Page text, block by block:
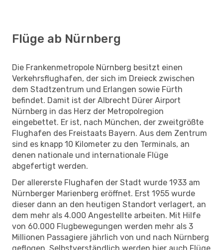
Flüge ab Nürnberg
Die Frankenmetropole Nürnberg besitzt einen
Verkehrsflughafen, der sich im Dreieck zwischen
dem Stadtzentrum und Erlangen sowie Fürth
befindet. Damit ist der Albrecht Dürer Airport
Nürnberg in das Herz der Metropolregion
eingebettet. Er ist, nach München, der zweitgrößte
Flughafen des Freistaats Bayern. Aus dem Zentrum
sind es knapp 10 Kilometer zu den Terminals, an
denen nationale und internationale Flüge
abgefertigt werden.
Der allererste Flughafen der Stadt wurde 1933 am
Nürnberger Marienberg eröffnet. Erst 1955 wurde
dieser dann an den heutigen Standort verlagert, an
dem mehr als 4.000 Angestellte arbeiten. Mit Hilfe
von 60.000 Flugbewegungen werden mehr als 3
Millionen Passagiere jährlich von und nach Nürnberg